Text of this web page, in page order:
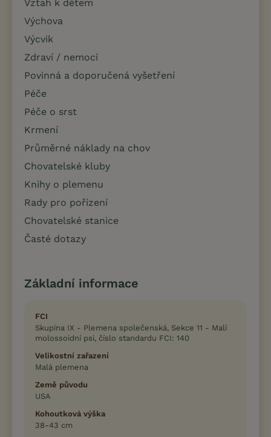
Vztah k dětem
Výchova
Výcvik
Zdraví / nemoci
Povinná a doporučená vyšetření
Péče
Péče o srst
Krmení
Průměrné náklady na chov
Chovatelské kluby
Knihy o plemenu
Rady pro pořízení
Chovatelské stanice
Časté dotazy
Základní informace
FCI
Skupina IX - Plemena společenská, Sekce 11 - Malí
molossoidní psi, číslo standardu FCI: 140
Velikostní zařazení
Malá plemena
Země původu
USA
Kohoutková výška
38-43 cm